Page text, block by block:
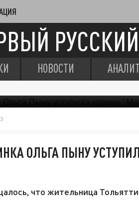
РУССКИЙ
НОВОСТИ
ОЛЬГА ПЫНУ
что жительница